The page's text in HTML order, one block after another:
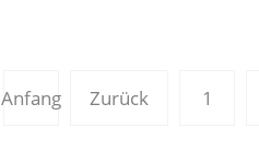
Anfang Zurück 1